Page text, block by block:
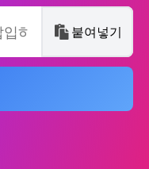
붙여넣기